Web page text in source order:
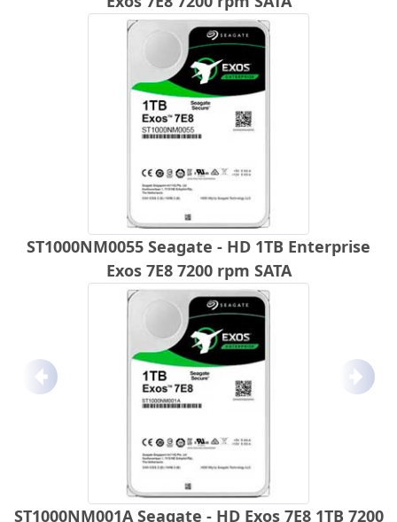
ST1000NM0055 Seagate - HD 1TB Enterprise
Exos 7E8 7200 rpm SATA
ST1000NM001A Seagate - HD Exos 7E8 1TB 7200
Anterior